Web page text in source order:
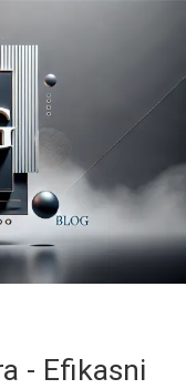
- Efikasni